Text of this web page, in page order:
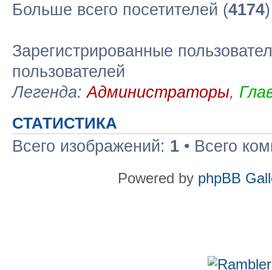
Больше всего посетителей (4174
Зарегистрированные
пользователей
Легенда:Администраторы,
СТАТИСТИКА
Всего изображений: 1 • Всего
Powered by phpBB